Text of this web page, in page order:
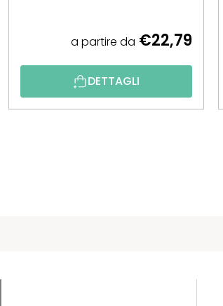
a partire da €22,79
DETTAGLI